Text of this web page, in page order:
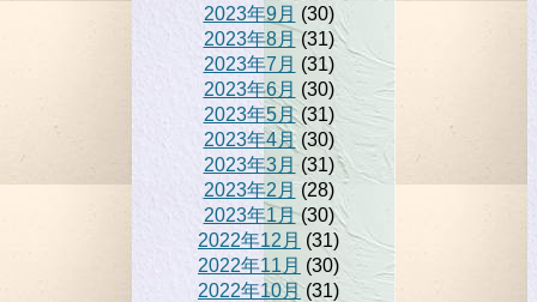
2023年9月 (30)
2023年8月 (31)
2023年7月 (31)
2023年6月 (30)
2023年5月(31)
2023年4月(30)
2023年3月 (31)
2023年2月(28)
2023年1月(30)
2022年12月 (31)
2022年11月 (30)
2022年10月(31)